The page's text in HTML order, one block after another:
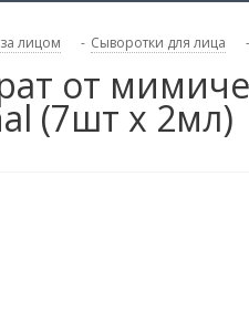
лицом - Сыворотки для лица -
от
(7шт х 2мл)